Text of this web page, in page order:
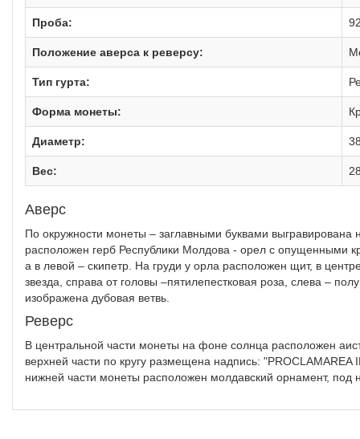
Проба:
Положение аверса к реверсу:
Тип гурта:
Форма монеты:
Диаметр:
Вес:
Аверс
По окружности монеты – заглавными буквами
расположен герб Республики Молдова - орел с опущенными
а в левой – скипетр. На груди у орла расположен щит, в
звезда, справа от головы –пятилепестковая роза, слева –
изображена дубовая ветвь.
Реверс
В центральной части монеты на фоне солнца расположен
верхней части по кругу размещена надпись:
нижней части монеты расположен молдавский орнамент, под